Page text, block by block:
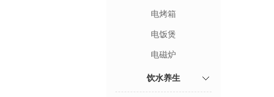
电烤箱
电饭煲
电磁炉
饮水养生